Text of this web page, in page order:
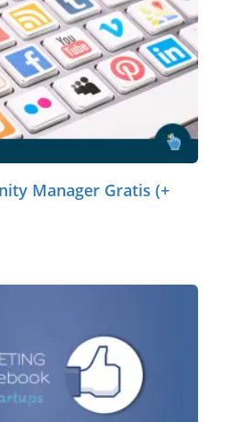
Manager Gratis (+